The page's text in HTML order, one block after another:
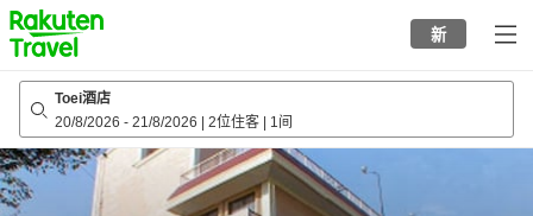
to
top
page
新
Toei酒店
20/8/2026 - 21/8/2026 2位住客 1间